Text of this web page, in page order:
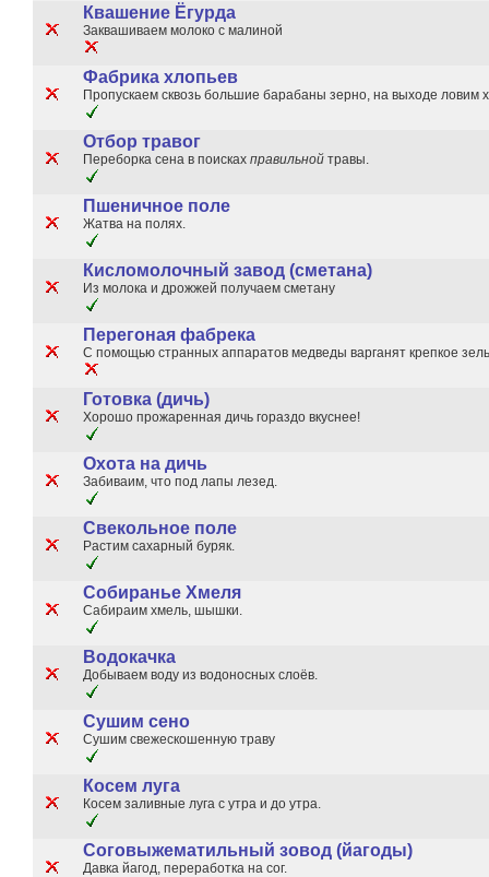
Квашение Ёгурда
Заквашиваем молоко с малиной
Фабрика хлопьев
Пропускаем сквозь большие барабаны зерно, на выходе ловим
Отбор травог
Переборка сена в поисках правильной травы.
Пшеничное поле
Жатва на полях.
Кисломолочный завод (сметана)
Из молока и дрожжей получаем сметану
Перегоная фабрека
С помощью странных аппаратов медведы варганят крепкое
Готовка (дичь)
Хорошо прожаренная дичь гораздо вкуснее!
Охота на дичь
Забиваим, что под лапы лезед.
Свекольное поле
Растим сахарный буряк.
Собиранье Хмеля
Сабираим хмель, шышки.
Водокачка
Добываем воду из водоносных слоёв.
Сушим сено
Сушим свежескошенную траву
Косем луга
Косем заливные луга с утра и до утра.
Соговыжематильный зовод (йагоды)
Давка йагод, переработка на сог.